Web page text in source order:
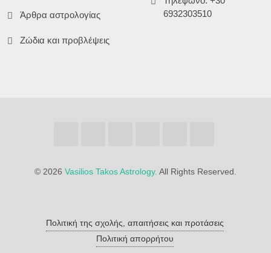
Άρθρα αστρολογίας
Ζώδια και προβλέψεις
6932303510
© 2026 Vasilios Takos Astrology. All Rights Reserved.
Πολιτική της σχολής, απαιτήσεις και προτάσεις
Πολιτική απορρήτου